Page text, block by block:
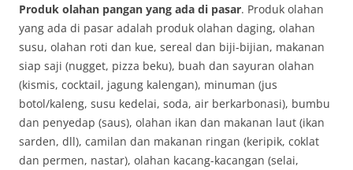
Produk olahan pangan yang ada di pasar. Produk olahan
yang ada di pasar adalah produk olahan daging, olahan
susu, olahan roti dan kue, sereal dan biji-bijian, makanan
siap saji (nugget, pizza beku), buah dan sayuran olahan
(kismis, cocktail, jagung kalengan), minuman (jus
botol/kaleng, susu kedelai, soda, air berkarbonasi), bumbu
dan penyedap (saus), olahan ikan dan makanan laut (ikan
sarden, dll), camilan dan makanan ringan (keripik, coklat
dan permen, nastar), olahan kacang-kacangan (selai,